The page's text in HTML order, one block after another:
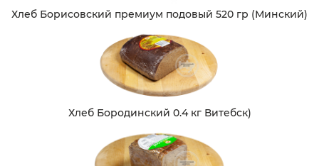
Хлеб Борисовский премиум подовый 520 гр (Минский)
Хлеб Бородинский 0.4 кг Витебск)